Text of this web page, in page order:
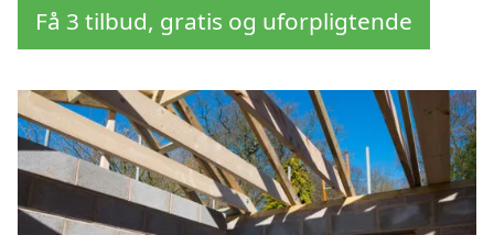
Få 3 tilbud, gratis og uforpligtende